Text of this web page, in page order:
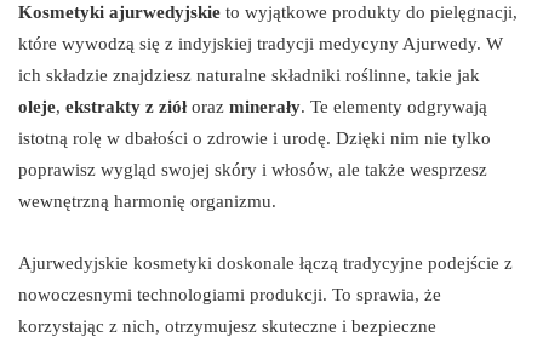
Kosmetyki ajurwedyjskie to wyjątkowe produkty do pielęgnacji,
które wywodzą się z indyjskiej tradycji medycyny Ajurwedy. W
ich składzie znajdziesz naturalne składniki roślinne, takie jak
oleje, ekstrakty z ziół oraz minerały. Te elementy odgrywają
istotną rolę w dbałości o zdrowie i urodę. Dzięki nim nie tylko
poprawisz wygląd swojej skóry i włosów, ale także wesprzesz
wewnętrzną harmonię organizmu.
Ajurwedyjskie kosmetyki doskonale łączą tradycyjne podejście z
nowoczesnymi technologiami produkcji. To sprawia, że
korzystając z nich, otrzymujesz skuteczne i bezpieczne